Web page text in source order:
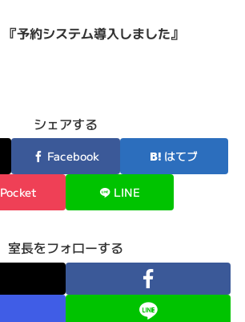
『予約システム導入しました』
シェアする
Facebook はてブ
Pocket LINE
室長をフォローする